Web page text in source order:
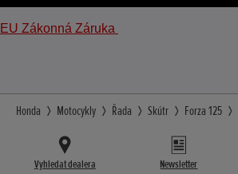
EU Zákonná Záruka
Honda Motocykly Řada Skútr Forza 125
Vyhledat dealera Newsletter